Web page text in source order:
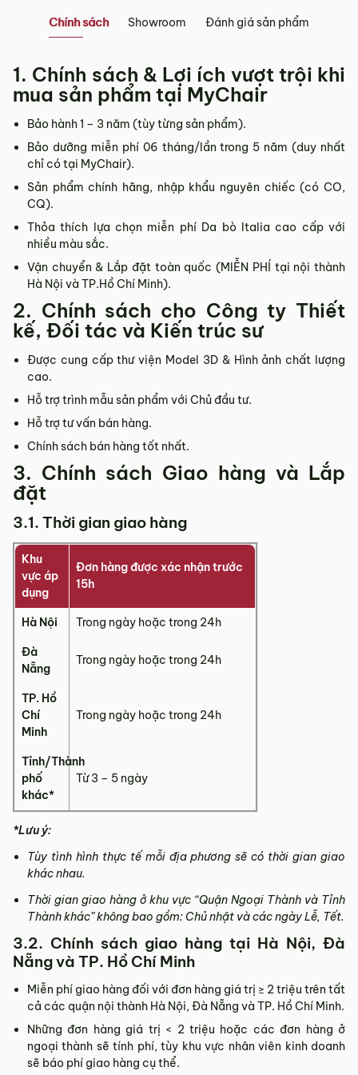
Chính sách Showroom Đánh giá sản phẩm
1. Chính sách & Lợi ích vượt trội khi
mua sản phẩm tại MyChair
Bảo hành 1 – 3 năm (tùy từng sản phẩm).
Bảo dưỡng miễn phí 06 tháng/lần trong 5 năm (duy nhất
chỉ có tại MyChair).
Sản phẩm chính hãng, nhập khẩu nguyên chiếc (có CO,
CQ).
Thỏa thích lựa chọn miễn phí Da bò Italia cao cấp với
nhiều màu sắc.
Vận chuyển & Lắp đặt toàn quốc (MIỄN PHÍ tại nội thành
Hà Nội và TP.Hồ Chí Minh).
2. Chính sách cho Công ty Thiết
kế, Đối tác và Kiến trúc sư
Được cung cấp thư viện Model 3D & Hình ảnh chất lượng
cao.
Hỗ trợ trình mẫu sản phẩm với Chủ đầu tư.
Hỗ trợ tư vấn bán hàng.
Chính sách bán hàng tốt nhất.
3. Chính sách Giao hàng và Lắp
đặt
3.1. Thời gian giao hàng
Khu
vực áp
dụng
Đơn hàng được xác nhận trước
15h
Hà Nội Trong ngày hoặc trong 24h
Đà
Nẵng
Trong ngày hoặc trong 24h
TP. Hồ
Chí
Minh
Trong ngày hoặc trong 24h
Tỉnh/Thành
phố
khác*
Từ 3 – 5 ngày
*Lưu ý:
Tùy tình hình thực tế mỗi địa phương sẽ có thời gian giao
khác nhau.
Thời gian giao hàng ở khu vực “Quận Ngoại Thành và Tỉnh
Thành khác” không bao gồm: Chủ nhật và các ngày Lễ, Tết.
3.2. Chính sách giao hàng tại Hà Nội, Đà
Nẵng và TP. Hồ Chí Minh
Miễn phí giao hàng đối với đơn hàng giá trị ≥ ­2 triệu trên tất
cả các quận nội thành Hà Nội, Đà Nẵng và TP. Hồ Chí Minh.
Những đơn hàng giá trị < 2 triệu hoặc các đơn hàng ở
ngoại thành sẽ tính phí, tùy khu vực nhân viên kinh doanh
sẽ báo phí giao hàng cụ thể.
– Địa chỉ:Số 223 Lê Đình Lý, Phường Hòa Cường, Thành phố
Đà Nẵng
– Hotline:0942 90 2468
– Email:info@mychair.vn
Showroom mở cửa từ 8h00 – 18h30 (các ngày từ Thứ 2 đến
Chủ Nhật)
Xem bản đồ